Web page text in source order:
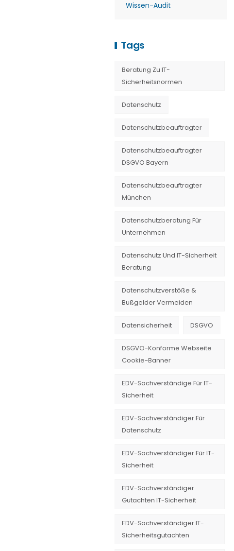
Wissen-Audit
Tags
Beratung Zu IT-
Sicherheitsnormen
Datenschutz
Datenschutzbeauftragter
Datenschutzbeauftragter
DSGVO Bayern
Datenschutzbeauftragter
München
Datenschutzberatung Für
Unternehmen
Datenschutz Und IT-Sicherheit
Beratung
Datenschutzverstöße &
Bußgelder Vermeiden
Datensicherheit DSGVO
DSGVO-Konforme Webseite
Cookie-Banner
EDV-Sachverständige Für IT-
Sicherheit
EDV-Sachverständiger Für
Datenschutz
EDV-Sachverständiger Für IT-
Sicherheit
EDV-Sachverständiger
Gutachten IT-Sicherheit
EDV-Sachverständiger IT-
Sicherheitsgutachten